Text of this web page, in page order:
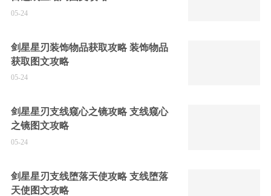
05-24
剑星星刃装饰物品获取攻略 装饰物品
获取图文攻略
05-24
剑星星刃支线窥心之镜攻略 支线窥心
之镜图文攻略
05-24
剑星星刃支线堕落天使攻略 支线堕落
天使图文攻略